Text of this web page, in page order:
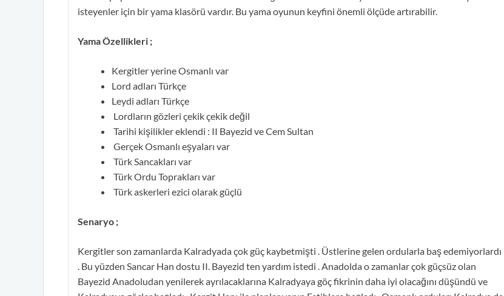
isteyenler için bir yama klasörü vardır. Bu yama oyunun keyfini önemli ölçüde artırabilir.
Yama Özellikleri ;
Kergitler yerine Osmanlı var
Lord adları Türkçe
Leydi adları Türkçe
Lordların gözleri çekik çekik değil
Tarihi kişilikler eklendi : II Bayezid ve Cem Sultan
Gerçek Osmanlı eşyaları var
Türk Sancakları var
Türk Ordu Toprakları var
Türk askerleri ezici olarak güçlü
Senaryo ;
Kergitler son zamanlarda Kalradyada çok güç kaybetmişti . Üstlerine gelen ordularla baş edemiyorlardı
. Bu yüzden Sancar Han dostu II. Bayezid ten yardım istedi . Anadolda o zamanlar çok güçsüz olan
Bayezid Anadoludan yenilerek ayrılacaklarına Kalradyaya göç fikrinin daha iyi olacağını düşündü ve